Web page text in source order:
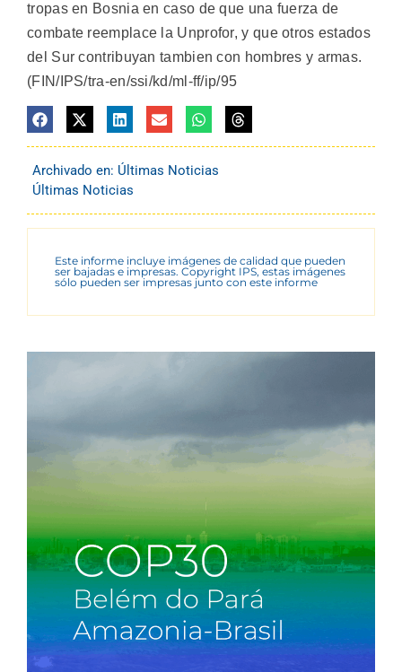
tropas en Bosnia en caso de que una fuerza de
combate reemplace la Unprofor, y que otros estados
del Sur contribuyan tambien con hombres y armas.
(FIN/IPS/tra-en/ssi/kd/ml-ff/ip/95
Archivado en: Últimas Noticias
Últimas Noticias
Este informe incluye imágenes de calidad que pueden
ser bajadas e impresas. Copyright IPS, estas imágenes
sólo pueden ser impresas junto con este informe